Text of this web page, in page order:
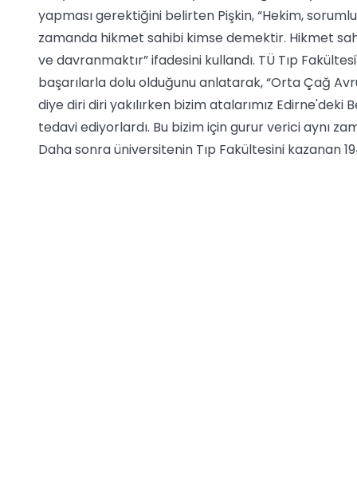
yapması gerektiğini belirten Pişkin, “Hekim,
zamanda hikmet sahibi kimse demektir. Hikmet
ve davranmaktır” ifadesini kullandı. TÜ Tıp
başarılarla dolu olduğunu anlatarak, “Orta Çağ
diye diri diri yakılırken bizim atalarımız
tedavi ediyorlardı. Bu bizim için gurur verici aynı
Daha sonra üniversitenin Tıp Fakültesini kazanan